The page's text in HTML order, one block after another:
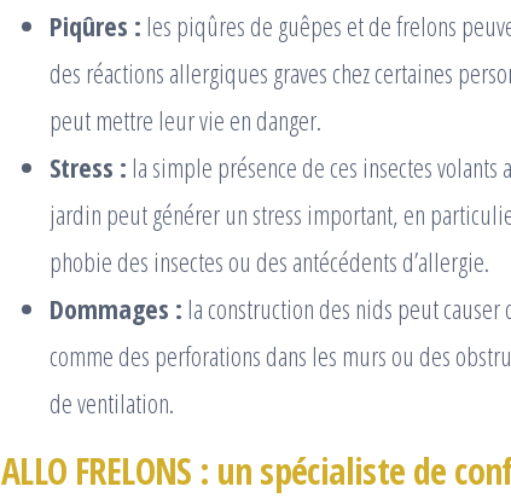
Piqûres : les piqûres de guêpes et de frelons
des réactions allergiques graves chez certaines
peut mettre leur vie en danger.
Stress : la simple présence de ces insectes
jardin peut générer un stress important, en
phobie des insectes ou des antécédents d’allergie.
Dommages : la construction des nids peut
comme des perforations dans les murs ou des
de ventilation.
ALLO FRELONS : un spécialiste de